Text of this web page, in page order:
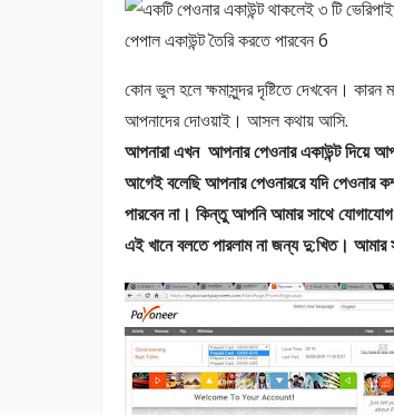
কোন ভুল হলে ক্ষমাসুন্দর দৃষ্টিতে দেখবেন।
আপনাদের দোওয়াই। আসল কথায় আসি.
আপনারা এখন আপনার পেওনার একাউন্ট দিয়ে
আগেই বলেছি আপনার পেওনাররে যদি পেওনার
পারবেন না। কিন্তু আপনি আমার সাথে
এই খানে বলতে পারলাম না জন্য দু:খিত। আমার